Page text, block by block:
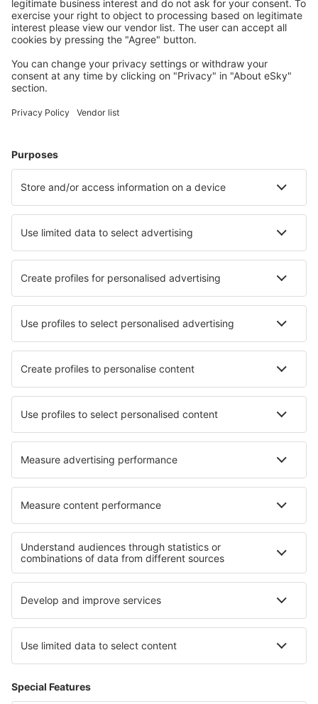
Planlegg reisen din
Flybilletter
Sommerferie
Overnatting
Fly+Hotell
Attraksjoner
Sportsbegivenheter
Lær mer
Mobilapp
Flyselskaper
SAS
Norwegian
Lufthansa
Ryanair
Wideroe
Danish Air
Lot
Vilkår
Mine bestillinger
Personvernregler
Hjelp og kontakt
Personvern
Land